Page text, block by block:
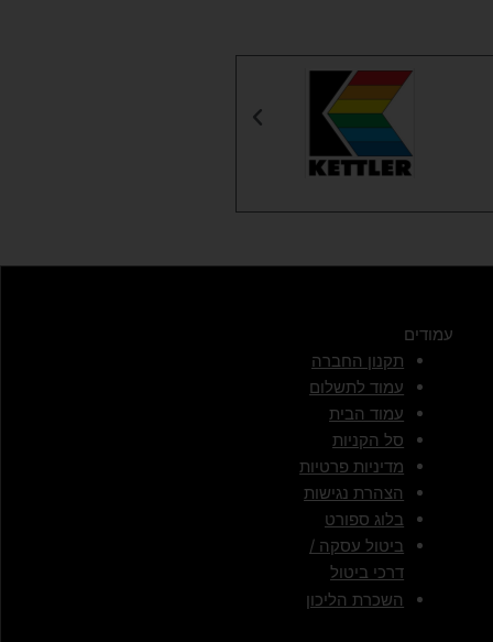
עמודים
תקנון החברה
עמוד לתשלום
עמוד הבית
סל הקניות
מדיניות פרטיות
הצהרת נגישות
בלוג ספורט
ביטול עסקה /
דרכי ביטול
השכרת הליכון